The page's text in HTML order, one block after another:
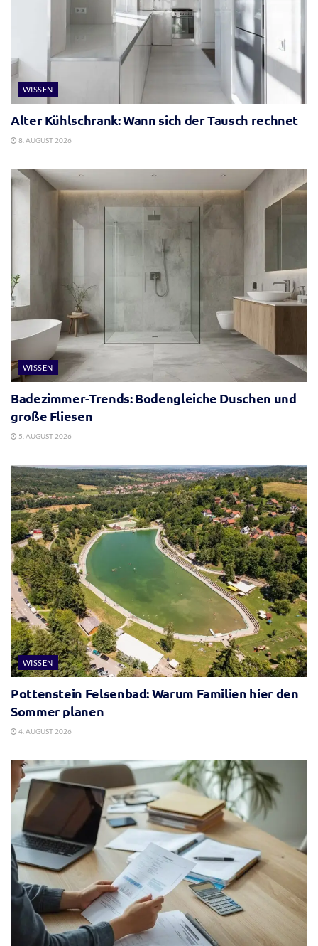
WISSEN
Alter Kühlschrank: Wann sich der Tausch rechnet
8. AUGUST 2026
WISSEN
Badezimmer-Trends: Bodengleiche Duschen und
große Fliesen
5. AUGUST 2026
WISSEN
Pottenstein Felsenbad: Warum Familien hier den
Sommer planen
4. AUGUST 2026